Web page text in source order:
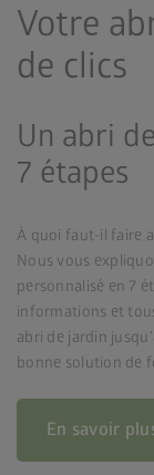
Votre
de clics
Un abri
7 étapes
À quoi faut-il faire
Nous vous
personnalisé en 7
informations et
abri de jardin
bonne solution de
En savoir